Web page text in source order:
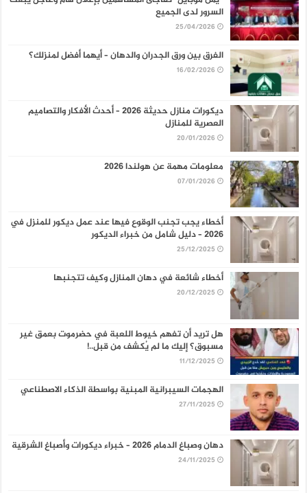
السرور لدى الجميع
25/04/2026
الفرق بين ورق الجدران والدهان – أيهما أفضل لمنزلك؟
16/02/2026
ديكورات منازل حديثة 2026 – أحدث الأفكار والتصاميم
العصرية للمنازل
20/01/2026
معلومات مهمة عن هولندا 2026
07/01/2026
أخطاء يجب تجنب الوقوع فيها عند عمل ديكور للمنزل في
2026 – دليل شامل من خبراء الديكور
25/12/2025
أخطاء شائعة في دهان المنازل وكيف تتجنبها
20/12/2025
هل تريد أن تفهم خيوط اللعبة في حضرموت بعمق غير
مسبوق؟ إليك ما لم يُكشف من قبل..!
11/12/2025
الهجمات السيبرانية المبنية بواسطة الذكاء الاصطناعي
27/11/2025
دهان وصباغ الدمام 2026 – خبراء ديكورات وأصباغ الشرقية
24/11/2025